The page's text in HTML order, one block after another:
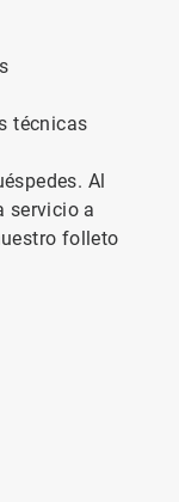
técnicas
Al
servicio a
folleto